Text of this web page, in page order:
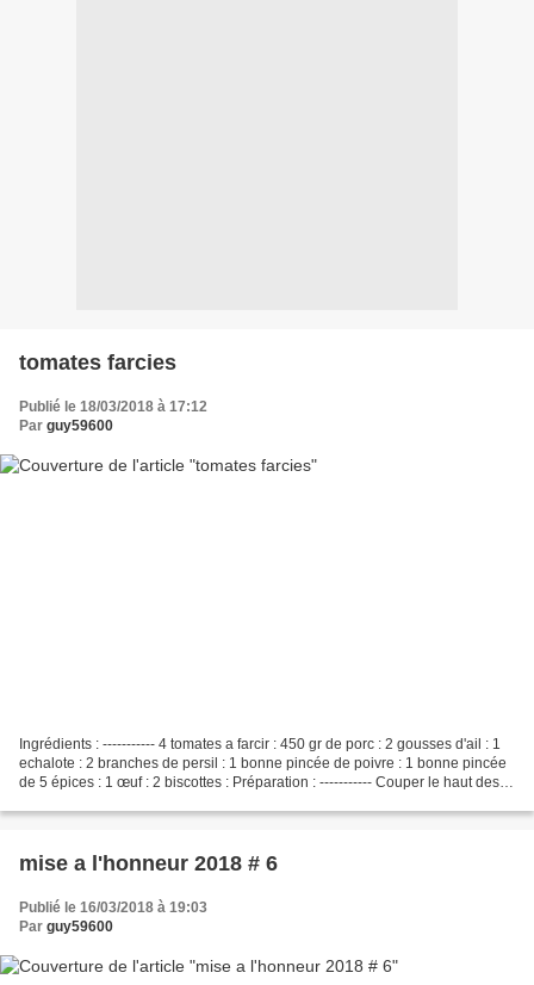
tomates farcies
Publié le 18/03/2018 à 17:12
Par guy59600
Ingrédients : ----------- 4 tomates a farcir : 450 gr de porc : 2 gousses d'ail : 1
echalote : 2 branches de persil : 1 bonne pincée de poivre : 1 bonne pincée
de 5 épices : 1 œuf : 2 biscottes : Préparation : ----------- Couper le haut des 4
mise a l'honneur 2018 # 6
Publié le 16/03/2018 à 19:03
Par guy59600